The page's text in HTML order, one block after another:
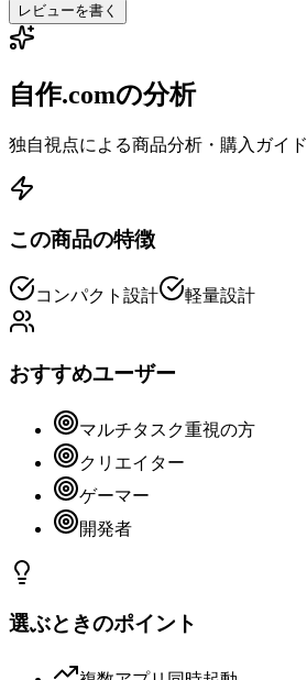
レビューを書く
自作.comの分析
独自視点による商品分析・購入ガイド
この商品の特徴
コンパクト設計 軽量設計
おすすめユーザー
マルチタスク重視の方
クリエイター
ゲーマー
開発者
選ぶときのポイント